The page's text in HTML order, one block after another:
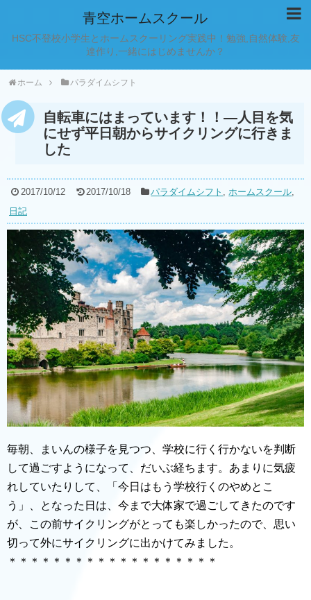
青空ホームスクール
HSC不登校小学生とホームスクーリング実践中！勉強,自然体験,友
達作り,一緒にはじめませんか？
ホーム パラダイムシフト
自転車にはまっています！！―人目を気
にせず平日朝からサイクリングに行きま
した
2017/10/12 2017/10/18 パラダイムシフト ,ホームスクール,
日記
毎朝、まいんの様子を見つつ、学校に行く行かないを判断
して過ごすようになって、だいぶ経ちます。あまりに気疲
れしていたりして、「今日はもう学校行くのやめとこ
う」、となった日は、今まで大体家で過ごしてきたのです
が、この前サイクリングがとっても楽しかったので、思い
切って外にサイクリングに出かけてみました。
＊＊＊＊＊＊＊＊＊＊＊＊＊＊＊＊＊＊＊